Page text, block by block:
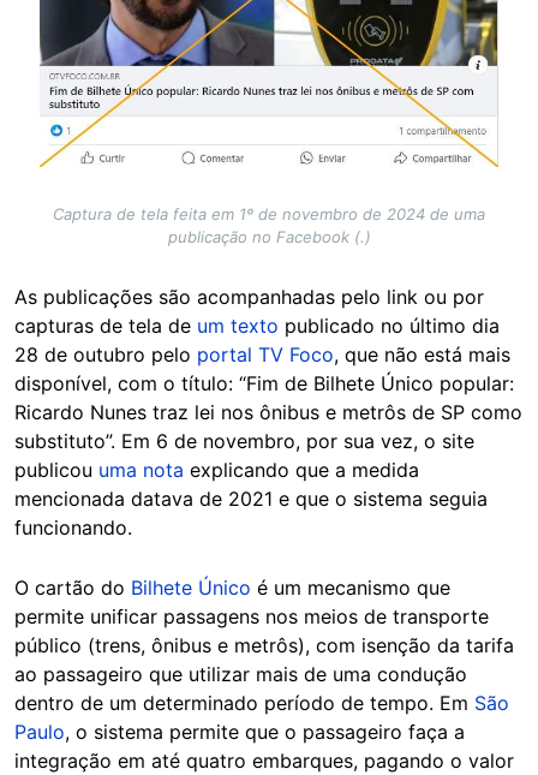
Captura de tela feita em 1º de novembro de 2024 de uma
publicação no Facebook (.)
As publicações são acompanhadas pelo link ou por
capturas de tela de um texto publicado no último dia
28 de outubro pelo portal TV Foco, que não está mais
disponível, com o título: “Fim de Bilhete Único popular:
Ricardo Nunes traz lei nos ônibus e metrôs de SP como
substituto”. Em 6 de novembro, por sua vez, o site
publicou uma nota explicando que a medida
mencionada datava de 2021 e que o sistema seguia
funcionando.
O cartão do Bilhete Único é um mecanismo que
permite unificar passagens nos meios de transporte
público (trens, ônibus e metrôs), com isenção da tarifa
ao passageiro que utilizar mais de uma condução
dentro de um determinado período de tempo. Em São
Paulo, o sistema permite que o passageiro faça a
integração em até quatro embarques, pagando o valor